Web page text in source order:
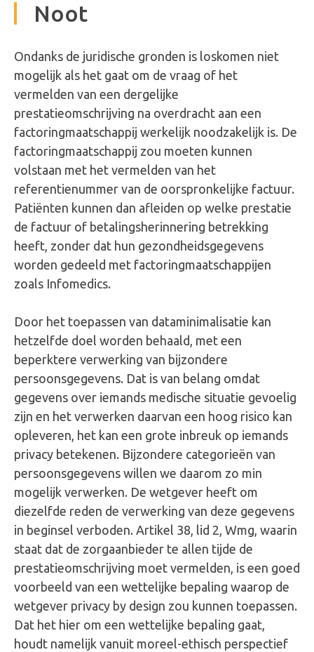
Noot
Ondanks de juridische gronden is loskomen niet
mogelijk als het gaat om de vraag of het
vermelden van een dergelijke
prestatieomschrijving na overdracht aan een
factoringmaatschappij werkelijk noodzakelijk is. De
factoringmaatschappij zou moeten kunnen
volstaan met het vermelden van het
referentienummer van de oorspronkelijke factuur.
Patiënten kunnen dan afleiden op welke prestatie
de factuur of betalingsherinnering betrekking
heeft, zonder dat hun gezondheidsgegevens
worden gedeeld met factoringmaatschappijen
zoals Infomedics.
Door het toepassen van dataminimalisatie kan
hetzelfde doel worden behaald, met een
beperktere verwerking van bijzondere
persoonsgegevens. Dat is van belang omdat
gegevens over iemands medische situatie gevoelig
zijn en het verwerken daarvan een hoog risico kan
opleveren, het kan een grote inbreuk op iemands
privacy betekenen. Bijzondere categorieën van
persoonsgegevens willen we daarom zo min
mogelijk verwerken. De wetgever heeft om
diezelfde reden de verwerking van deze gegevens
in beginsel verboden. Artikel 38, lid 2, Wmg, waarin
staat dat de zorgaanbieder te allen tijde de
prestatieomschrijving moet vermelden, is een goed
voorbeeld van een wettelijke bepaling waarop de
wetgever privacy by design zou kunnen toepassen.
Dat het hier om een wettelijke bepaling gaat,
houdt namelijk vanuit moreel-ethisch perspectief